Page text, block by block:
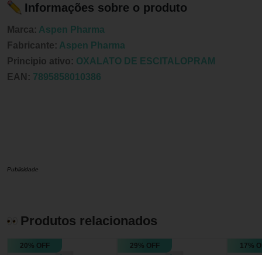
Informações sobre o produto
Marca: Aspen Pharma
Fabricante: Aspen Pharma
Principio ativo: OXALATO DE ESCITALOPRAM
EAN: 7895858010386
Publicidade
Produtos relacionados
20% OFF 29% OFF 17%